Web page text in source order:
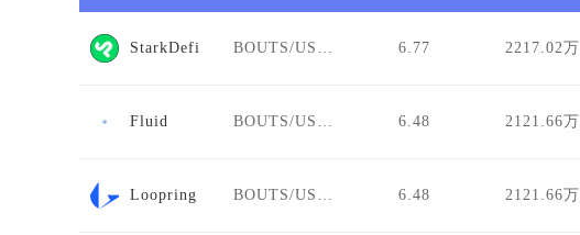
StarkDefi BOUTS/USDT 6.77 2217.02万
Fluid BOUTS/USDT 6.48 2121.66万
Loopring BOUTS/USDT 6.48 2121.66万